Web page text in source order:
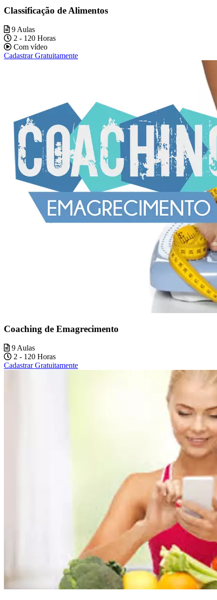
Classificação de Alimentos
9 Aulas
2 - 120 Horas
Com vídeo
Cadastrar Gratuitamente
Coaching de Emagrecimento
9 Aulas
2 - 120 Horas
Cadastrar Gratuitamente